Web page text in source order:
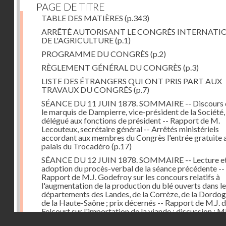
PAGE DE TITRE
TABLE DES MATIÈRES (p.343)
ARRÊTÉ AUTORISANT LE CONGRÈS
DE L'AGRICULTURE(p.1)
PROGRAMME DU CONGRÈS (p.2)
RÈGLEMENT GÉNÉRAL DU CONGRÈS (p.3)
LISTE DES ÉTRANGERS QUI ONT PRIS PART AUX
TRAVAUX DU CONGRÈS (p.7)
SÉANCE DU 11 JUIN 1878. SOMMAIRE -- Discours
le marquis de Dampierre, vice-président de la Société,
délégué aux fonctions de président -- Rapport de M.
Lecouteux, secrétaire général -- Arrêtés ministériels
accordant aux membres du Congrès l'entrée gratuite
palais du Trocadéro (p.17)
SÉANCE DU 12 JUIN 1878. SOMMAIRE -- Lecture
adoption du procès-verbal de la séance précédente --
Rapport de M.J. Godefroy sur les concours relatifs à
l'augmentation de la production du blé ouverts dans
départements des Landes, de la Corrèze, de la
de la Haute-Saône ; prix décernés -- Rapport de M.J.
Felcourt sur l'importation de la viande ; discussion :